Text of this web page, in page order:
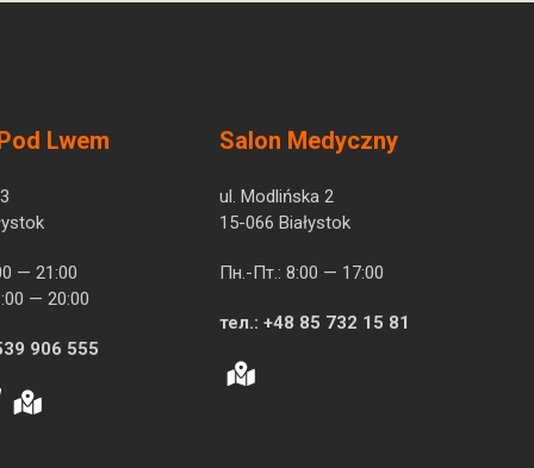
Lwem
— 21:00
— 20:00
906 555
Salon Medyczny
ul. Modlińska 2
15-066 Białystok
Пн.-Пт.: 8:00 — 17:00
тел.: +48 85 732 15 81